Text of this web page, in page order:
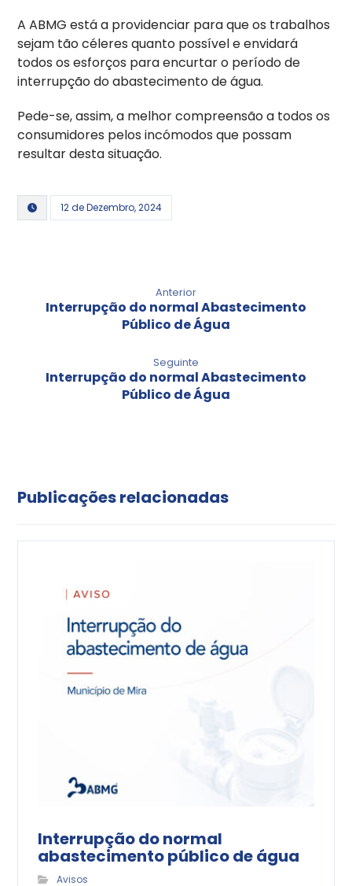
A ABMG está a providenciar para que os trabalhos
sejam tão céleres quanto possível e envidará
todos os esforços para encurtar o período de
interrupção do abastecimento de água.
Pede-se, assim, a melhor compreensão a todos os
consumidores pelos incómodos que possam
resultar desta situação.
12 de Dezembro, 2024
Anterior
Interrupção do normal Abastecimento
Público de Água
Seguinte
Interrupção do normal Abastecimento
Público de Água
Publicações relacionadas
Interrupção do normal
abastecimento público de água
Avisos